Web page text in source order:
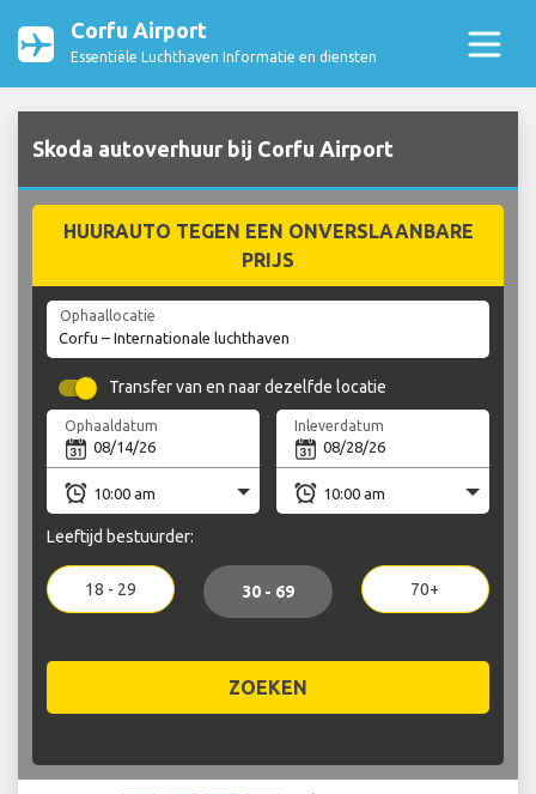
Corfu Airport
Essentiële Luchthaven Informatie en diensten
Skoda autoverhuur bij Corfu Airport
HUURAUTO TEGEN EEN ONVERSLAANBARE
PRIJS
Ophaallocatie
Transfer van en naar dezelfde locatie
Ophaaldatum Inleverdatum
Leeftijd bestuurder:
18 - 29 30 - 69 70+
ZOEKEN